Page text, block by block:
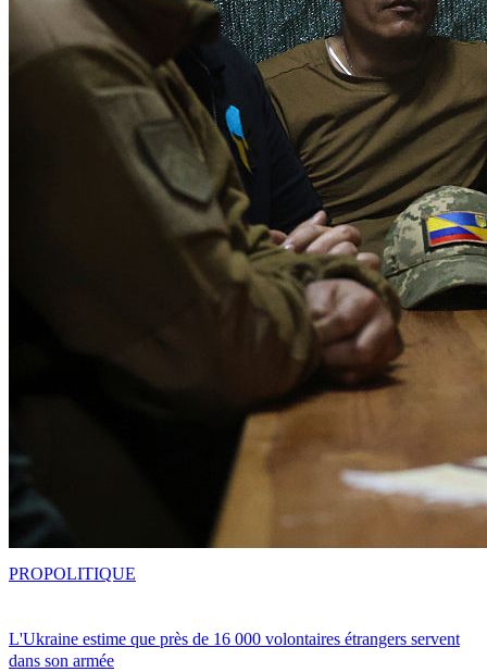
L'Ukraine estime que près de 16 000 volontaires étrangers servent
dans son armée
PROPOLITIQUE